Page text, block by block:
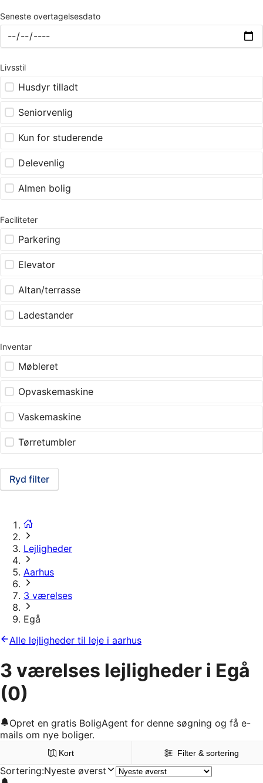
Seneste overtagelsesdato
Livsstil
Husdyr tilladt
Seniorvenlig
Kun for studerende
Delevenlig
Almen bolig
Faciliteter
Parkering
Elevator
Altan/terrasse
Ladestander
Inventar
Møbleret
Opvaskemaskine
Vaskemaskine
Tørretumbler
Ryd filter
Lejligheder
Aarhus
3 værelses
Egå
Alle lejligheder til leje i aarhus
3 værelses lejligheder i Egå
(0)
Opret en gratis BoligAgent for denne søgning og få e-
mails om nye boliger.
Kort Filter & sortering
Sortering:Nyeste øverst